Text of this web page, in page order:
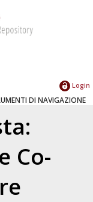
Login
DI NAVIGAZIONE
Co-